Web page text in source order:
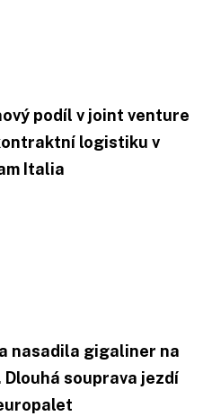
podíl v joint venture
logistiku v
Italia
nasadila gigaliner na
souprava jezdí